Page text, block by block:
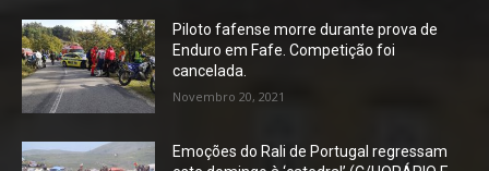
Piloto fafense morre durante prova de
Enduro em Fafe. Competição foi
cancelada.
Novembro 20, 2021
Emoções do Rali de Portugal regressam